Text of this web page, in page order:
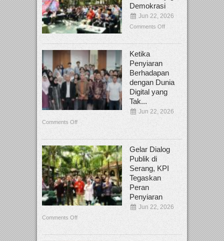
Demokrasi
Jun 22, 2026
Comments Off
Ketika
Penyiaran
Berhadapan
dengan Dunia
Digital yang
Tak...
Jun 22, 2026
Comments Off
Gelar Dialog
Publik di
Serang, KPI
Tegaskan
Peran
Penyiaran
Jun 22, 2026
Comments Off